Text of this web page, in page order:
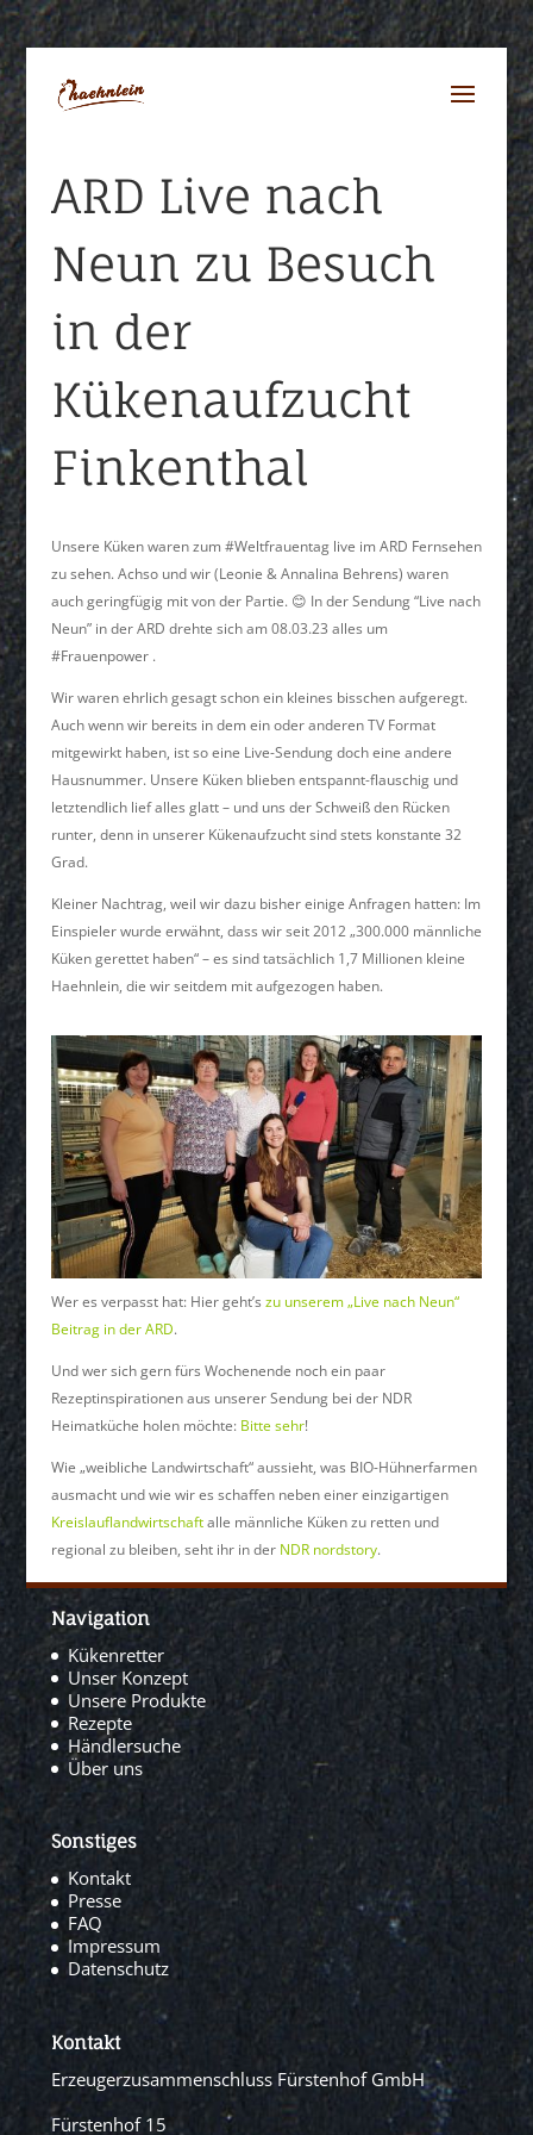
ARD Live nach
Neun zu Besuch
in der
Kükenaufzucht
Finkenthal
Unsere Küken waren zum #Weltfrauentag live im ARD Fernsehen
zu sehen. Achso und wir (Leonie & Annalina Behrens) waren
auch geringfügig mit von der Partie. 😊 In der Sendung “Live nach
Neun” in der ARD drehte sich am 08.03.23 alles um
#Frauenpower .⁠ ⁠
Wir waren ehrlich gesagt schon ein kleines bisschen aufgeregt.
Auch wenn wir bereits in dem ein oder anderen TV Format
mitgewirkt haben, ist so eine Live-Sendung doch eine andere
Hausnummer. Unsere Küken blieben entspannt-flauschig und
letztendlich lief alles glatt – und uns der Schweiß den Rücken
runter, denn in unserer Kükenaufzucht sind stets konstante 32
Grad.
Kleiner Nachtrag, weil wir dazu bisher einige Anfragen hatten: Im
Einspieler wurde erwähnt, dass wir seit 2012 „300.000 männliche
Küken gerettet haben“ – es sind tatsächlich 1,7 Millionen kleine
Haehnlein, die wir seitdem mit aufgezogen haben.
Wer es verpasst hat: Hier geht’s zu unserem „Live nach Neun“
Beitrag in der ARD.
Und wer sich gern fürs Wochenende noch ein paar
Rezeptinspirationen aus unserer Sendung bei der NDR
Heimatküche holen möchte: Bitte sehr!
Wie „weibliche Landwirtschaft“ aussieht, was BIO-Hühnerfarmen
ausmacht und wie wir es schaffen neben einer einzigartigen
Kreislauflandwirtschaftalle männliche Küken zu retten und
regional zu bleiben, seht ihr in der NDR nordstory.
Navigation
Kükenretter
Unser Konzept
Unsere Produkte
Rezepte
Händlersuche
Über uns
Sonstiges
Kontakt
Presse
FAQ
Impressum
Datenschutz
Kontakt
Erzeugerzusammenschluss Fürstenhof GmbH
Fürstenhof 15